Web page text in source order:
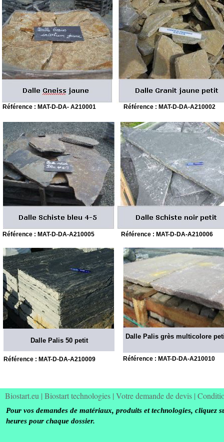
Référence : MAT-D-DA- A210001 Référence : MAT-D-DA-A210002
Référence : MAT-D-DA-A210005 Référence : MAT-D-DA-A210006
Dalle Palis grès multicolore
Dalle Palis 50 petit
Référence : MAT-D-DA-A210009 Référence : MAT-D-DA-A210010
Pour vos demandes de matériaux, produits et technologies, cliquez
heures pour chaque dossier.
Biostart.eu | Biostart technologies | Votre demande de devis |